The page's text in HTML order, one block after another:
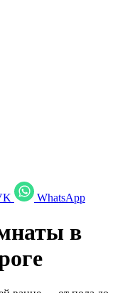
WhatsApp
в